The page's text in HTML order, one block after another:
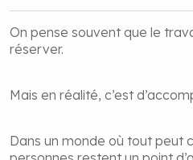
On pense souvent que le
réserver.
Mais en réalité, c’est
Dans un monde où tout peut